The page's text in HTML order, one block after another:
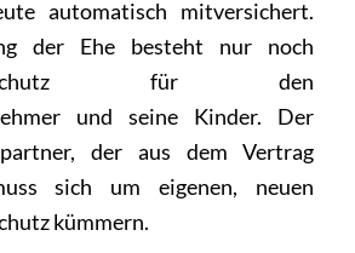
automatisch mitversichert.
der Ehe besteht nur noch
für den
und seine Kinder. Der
der aus dem Vertrag
sich um eigenen, neuen
kümmern.